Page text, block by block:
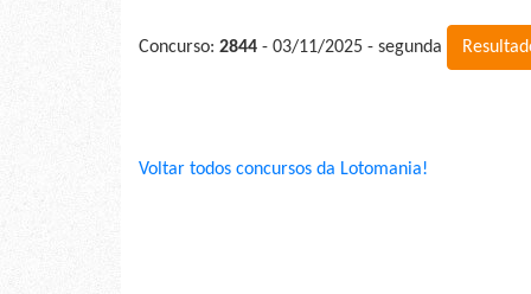
Concurso: 2844 - 03/11/2025 - segunda
Voltar todos concursos da Lotomania!